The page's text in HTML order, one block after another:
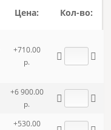
Цена: Кол-во:
+710.00
р.
+6 900.00
р.
+530.00